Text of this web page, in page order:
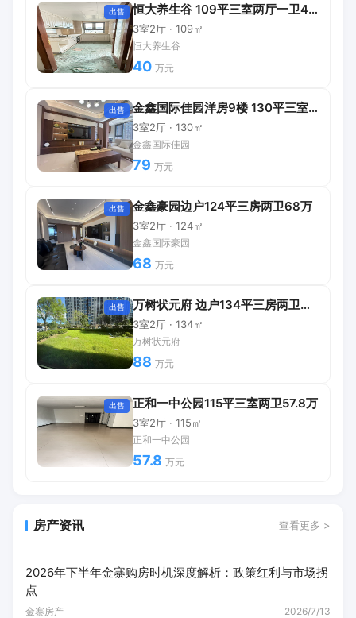
出售 恒大养生谷 109平三室两厅一卫40万
3室2厅 · 109㎡
恒大养生谷
40 万元
出售 金鑫国际佳园洋房9楼 130平三室两卫精装79万
3室2厅 · 130㎡
金鑫国际佳园
79 万元
出售 金鑫豪园边户124平三房两卫68万
3室2厅 · 124㎡
金鑫国际豪园
68 万元
出售 万树状元府 边户134平三房两卫精装一楼有院子
3室2厅 · 134㎡
万树状元府
88 万元
出售 正和一中公园115平三室两卫57.8万
3室2厅 · 115㎡
正和一中公园
57.8 万元
房产资讯 查看更多 >
2026年下半年金寨购房时机深度解析：政策红利与市场拐
点
金寨房产 2026/7/13